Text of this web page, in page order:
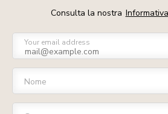
Consulta la nostra
Your email address
Nome